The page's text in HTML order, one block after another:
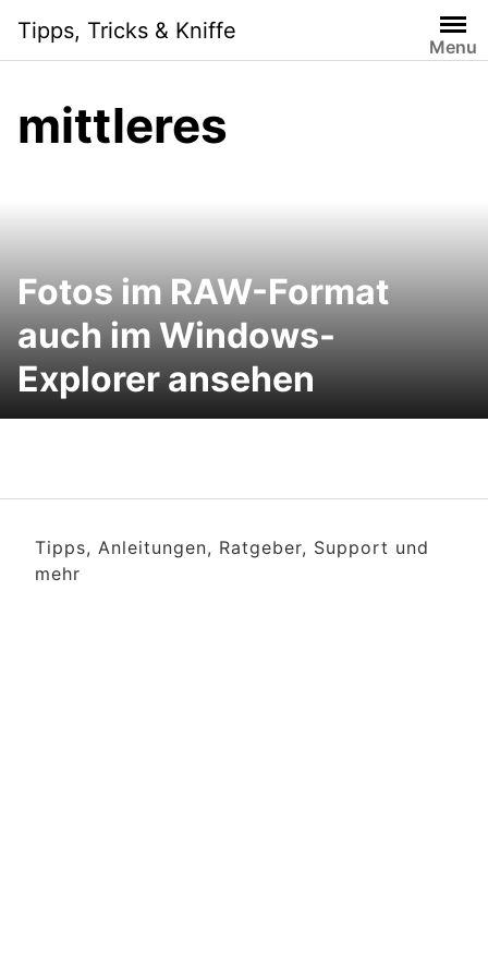
content
Tipps, Tricks & Kniffe
Menu
mittleres
Fotos im RAW-Format
auch im Windows-
Explorer ansehen
Tipps, Anleitungen, Ratgeber, Support und
mehr